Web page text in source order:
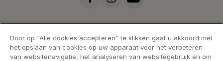
Door op “Alle cookies accepteren” te klikken gaat u akkoord met
het opslaan van cookies op uw apparaat voor het verbeteren
van websitenavigatie, het analyseren van websitegebruik en om